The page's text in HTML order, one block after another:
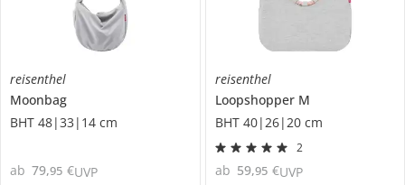
reisenthel
Moonbag
BHT 48|33|14 cm
ab 79,95 €UVP
reisenthel
Loopshopper M
BHT 40|26|20 cm
2
ab 59,95 €UVP